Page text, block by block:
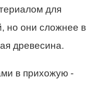
для
но они сложнее в
древесина.